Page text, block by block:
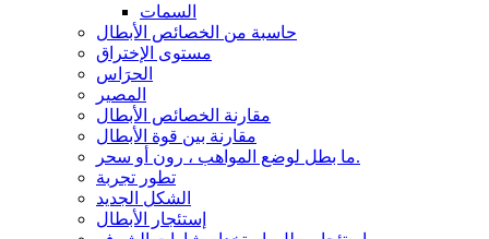
السمات
حاسبة من الخصائص الأبطال
مستوى الإختراق
الحرَاس
المصير
مقارنة الخصائص الأبطال
مقارنة بين قوة الأبطال
ما بطل لوضع المواهب ، رون أو سحر.
تطور تجربة
الشكل الجديد
إستئجار الأبطال